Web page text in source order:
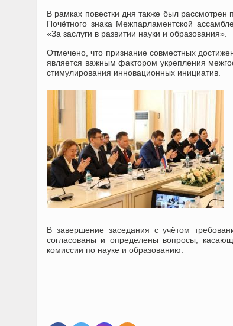
В рамках повестки дня также был
Почётного знака Межпарламентской
«За заслуги в развитии науки и образования».
Отмечено, что признание совместных
является важным фактором укрепления
стимулирования инновационных инициатив.
В завершение заседания с учётом
согласованы и определены вопросы,
комиссии по науке и образованию.